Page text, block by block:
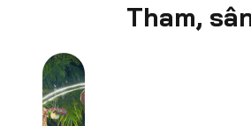
Tham,